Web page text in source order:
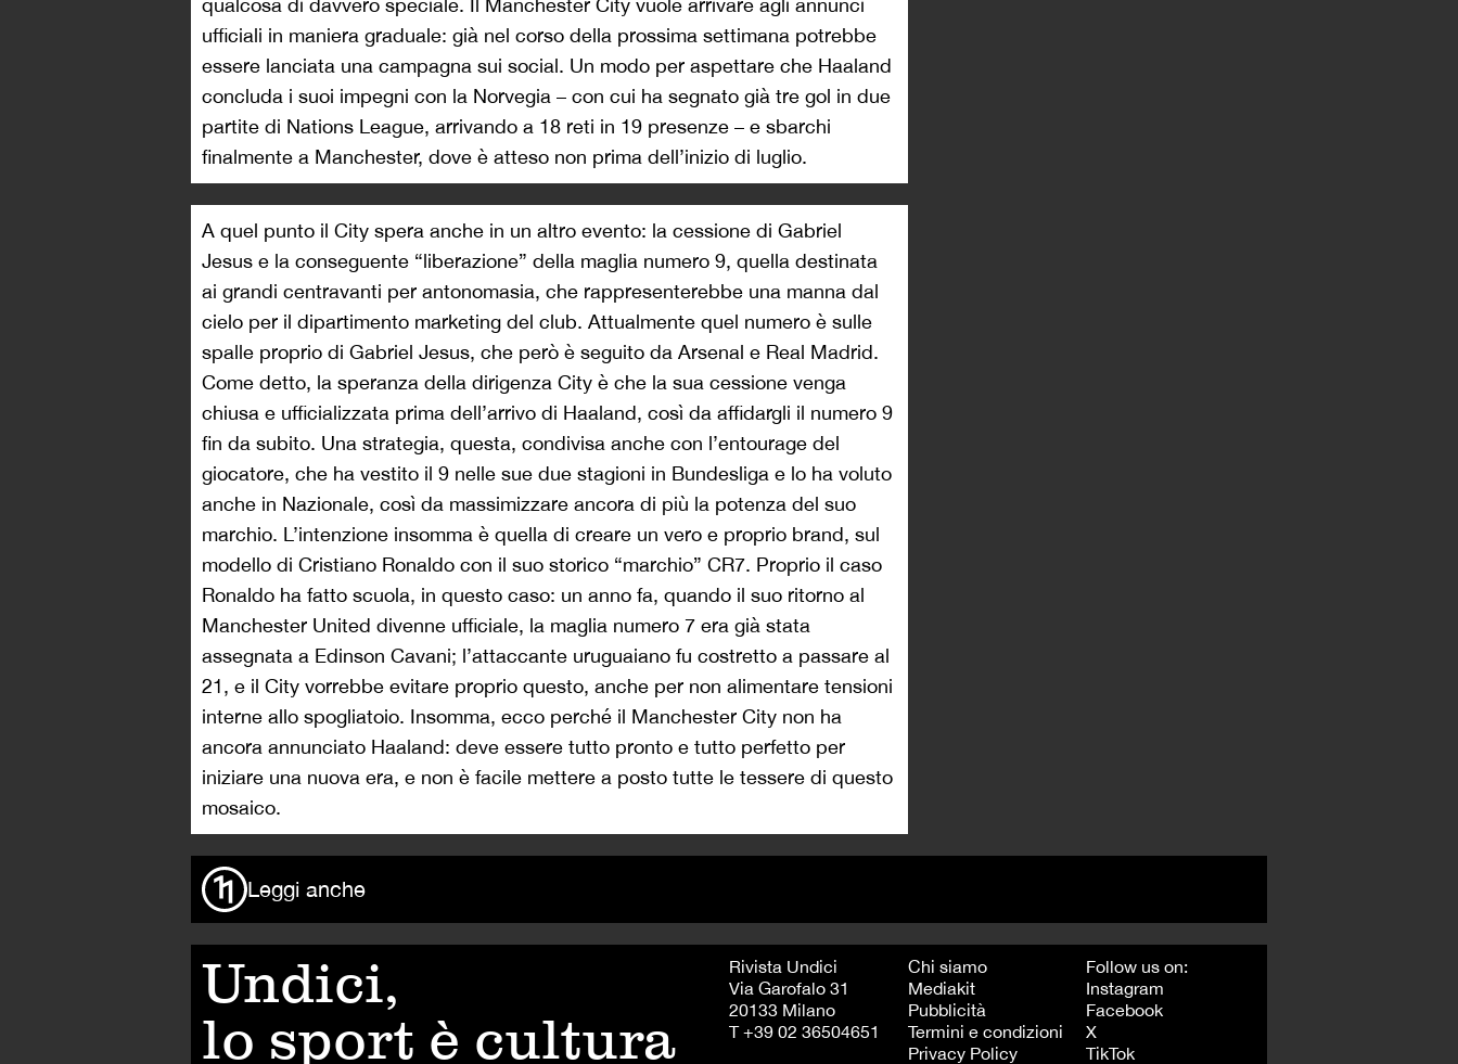
qualcosa di davvero speciale. Il Manchester City vuole arrivare agli annunci
ufficiali in maniera graduale: già nel corso della prossima settimana potrebbe
essere lanciata una campagna sui social. Un modo per aspettare che Haaland
concluda i suoi impegni con la Norvegia – con cui ha segnato già tre gol in due
partite di Nations League, arrivando a 18 reti in 19 presenze – e sbarchi
finalmente a Manchester, dove è atteso non prima dell’inizio di luglio.
A quel punto il City spera anche in un altro evento: la cessione di Gabriel
Jesus e la conseguente “liberazione” della maglia numero 9, quella destinata
ai grandi centravanti per antonomasia, che rappresenterebbe una manna dal
cielo per il dipartimento marketing del club. Attualmente quel numero è sulle
spalle proprio di Gabriel Jesus, che però è seguito da Arsenal e Real Madrid.
Come detto, la speranza della dirigenza City è che la sua cessione venga
chiusa e ufficializzata prima dell’arrivo di Haaland, così da affidargli il numero 9
fin da subito. Una strategia, questa, condivisa anche con l’entourage del
giocatore, che ha vestito il 9 nelle sue due stagioni in Bundesliga e lo ha voluto
anche in Nazionale, così da massimizzare ancora di più la potenza del suo
marchio. L’intenzione insomma è quella di creare un vero e proprio brand, sul
modello di Cristiano Ronaldo con il suo storico “marchio” CR7. Proprio il caso
Ronaldo ha fatto scuola, in questo caso: un anno fa, quando il suo ritorno al
Manchester United divenne ufficiale, la maglia numero 7 era già stata
assegnata a Edinson Cavani; l’attaccante uruguaiano fu costretto a passare al
21, e il City vorrebbe evitare proprio questo, anche per non alimentare tensioni
interne allo spogliatoio. Insomma, ecco perché il Manchester City non ha
ancora annunciato Haaland: deve essere tutto pronto e tutto perfetto per
iniziare una nuova era, e non è facile mettere a posto tutte le tessere di questo
mosaico.
Leggi anche
Undici,
lo sport è cultura
Rivista Undici
Via Garofalo 31
20133 Milano
T +39 02 36504651
Chi siamo
Mediakit
Pubblicità
Termini e condizioni
Privacy Policy
Follow us on:
Instagram
Facebook
X
TikTok